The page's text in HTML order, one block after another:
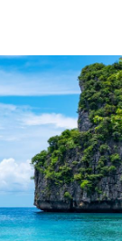
denne